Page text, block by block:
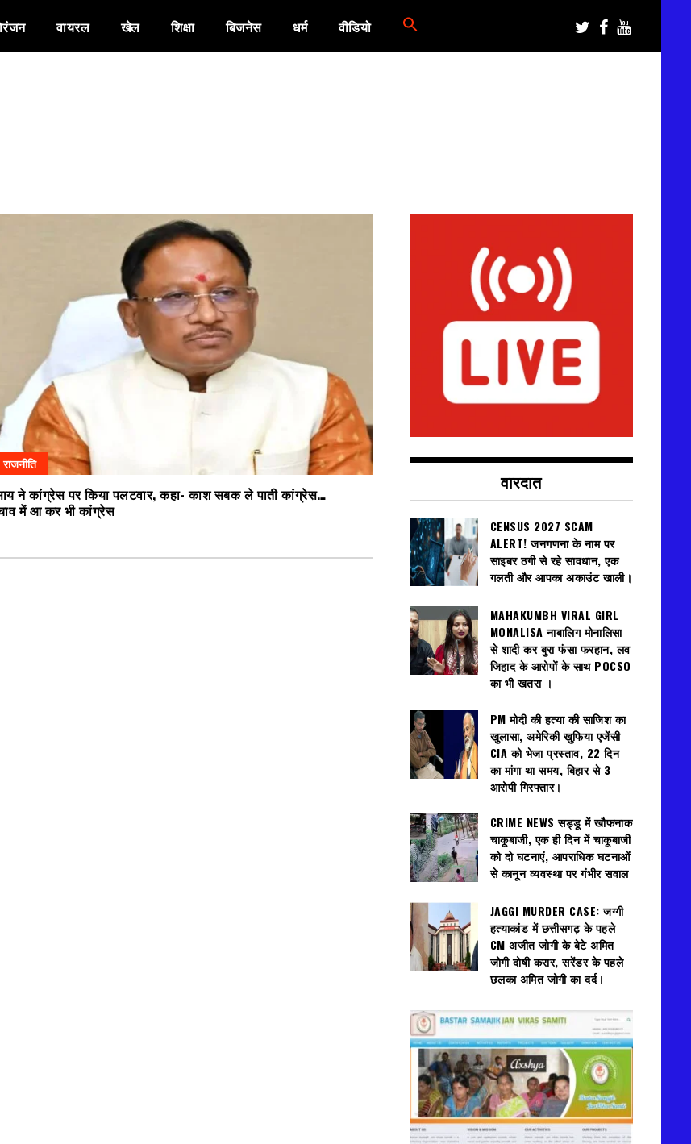
वायरल खेल शिक्षा बिजनेस धर्म वीडियो
राजनीति
ने कांग्रेस पर किया पलटवार, कहा- काश सबक ले पाती कांग्रेस…
में आ कर भी कांग्रेस
वारदात
CENSUS 2027 SCAM
ALERT! जनगणना के नाम पर
साइबर ठगी से रहे सावधान, एक
गलती और आपका अकाउंट खाली।
MAHAKUMBH VIRAL GIRL
MONALISA नाबालिग मोनालिसा
से शादी कर बुरा फंसा फरहान, लव
जिहाद के आरोपों के साथ POCSO
का भी खतरा ।
PM मोदी की हत्या की साजिश का
खुलासा, अमेरिकी खुफिया एजेंसी
CIA को भेजा प्रस्ताव, 22 दिन
का मांगा था समय, बिहार से 3
आरोपी गिरफ्तार।
CRIME NEWS सड्डू में खौफनाक
चाकूबाजी, एक ही दिन में चाकूबाजी
को दो घटनाएं, आपराधिक घटनाओं
से कानून व्यवस्था पर गंभीर सवाल
JAGGI MURDER CASE: जग्गी
हत्याकांड में छत्तीसगढ़ के पहले
CM अजीत जोगी के बेटे अमित
जोगी दोषी करार, सरेंडर के पहले
छलका अमित जोगी का दर्द।